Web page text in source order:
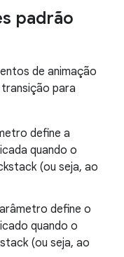
padrão
de animação
para
define a
quando o
(ou seja, ao
define o
quando o
(ou seja, ao